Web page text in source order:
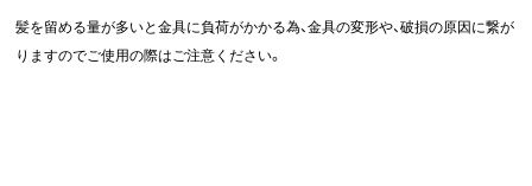
髪を留める量が多いと金具に負荷がかかる為、金具の変形や、破損の原因に繋が
りますのでご使用の際はご注意ください。